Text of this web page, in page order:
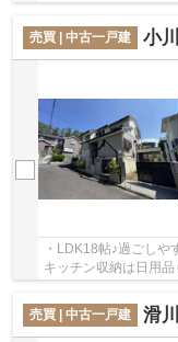
売買 | 中古一戸建
小
・LDK18帖♪過ごし
キッチン収納は日用
売買 | 中古一戸建
滑